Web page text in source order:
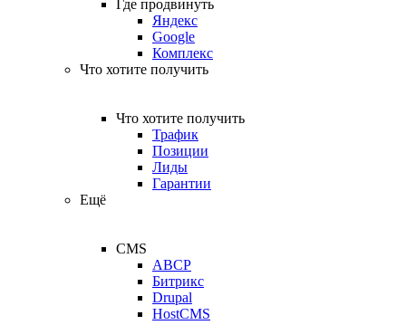
Где продвинуть
Яндекс
Google
Комплекс
Что хотите получить
Что хотите получить
Трафик
Позиции
Лиды
Гарантии
Ещё
CMS
ABCP
Битрикс
Drupal
HostCMS